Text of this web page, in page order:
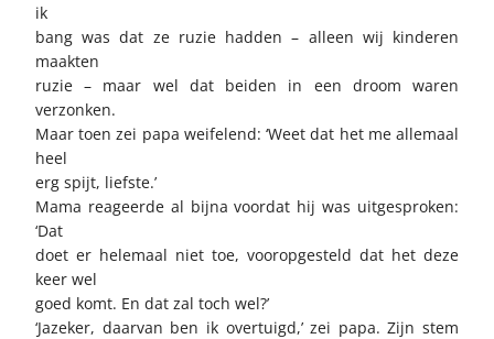
ik
bang was dat ze ruzie hadden – alleen wij kinderen
maakten
ruzie – maar wel dat beiden in een droom waren
verzonken.
Maar toen zei papa weifelend: ‘Weet dat het me allemaal
heel
erg spijt, liefste.’
Mama reageerde al bijna voordat hij was uitgesproken:
‘Dat
doet er helemaal niet toe, vooropgesteld dat het deze
keer wel
goed komt. En dat zal toch wel?’
‘Jazeker, daarvan ben ik overtuigd,’ zei papa. Zijn stem